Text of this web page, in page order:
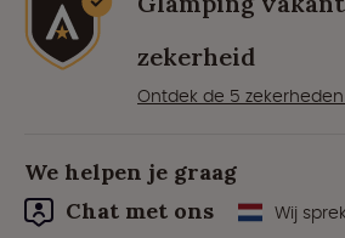
zekerheid
Ontdek de 5
We helpen je graag
Chat met ons
Wij